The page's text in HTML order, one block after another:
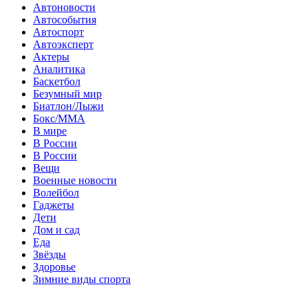
Автоновости
Автособытия
Автоспорт
Автоэксперт
Актеры
Аналитика
Баскетбол
Безумный мир
Биатлон/Лыжи
Бокс/MMA
В мире
В России
В России
Вещи
Военные новости
Волейбол
Гаджеты
Дети
Дом и сад
Еда
Звёзды
Здоровье
Зимние виды спорта